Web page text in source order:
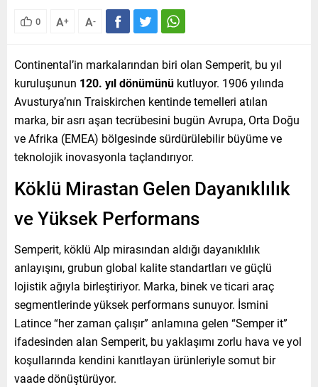
0 A+ A-
Continental’in markalarından biri olan Semperit, bu yıl
kuruluşunun 120. yıl dönümünü kutluyor. 1906 yılında
Avusturya’nın Traiskirchen kentinde temelleri atılan
marka, bir asrı aşan tecrübesini bugün Avrupa, Orta Doğu
ve Afrika (EMEA) bölgesinde sürdürülebilir büyüme ve
teknolojik inovasyonla taçlandırıyor.
Köklü Mirastan Gelen Dayanıklılık
ve Yüksek Performans
Semperit, köklü Alp mirasından aldığı dayanıklılık
anlayışını, grubun global kalite standartları ve güçlü
lojistik ağıyla birleştiriyor. Marka, binek ve ticari araç
segmentlerinde yüksek performans sunuyor. İsmini
Latince “her zaman çalışır” anlamına gelen “Semper it”
ifadesinden alan Semperit, bu yaklaşımı zorlu hava ve yol
koşullarında kendini kanıtlayan ürünleriyle somut bir
vaade dönüştürüyor.